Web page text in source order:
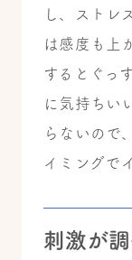
し、ストレ
は感度も上
するとぐっ
に気持ちい
らないので
イミングで
刺激が